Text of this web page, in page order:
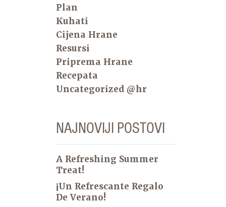
Plan
Kuhati
Cijena Hrane
Resursi
Priprema Hrane
Recepata
Uncategorized @hr
NAJNOVIJI POSTOVI
A Refreshing Summer
Treat!
¡Un Refrescante Regalo
De Verano!